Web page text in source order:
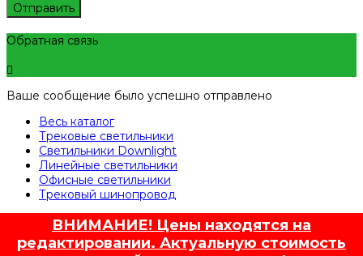
Отправить
Обратная связь
Ваше сообщение было успешно отправлено
Весь каталог
Трековые светильники
Светильники Downlight
Линейные светильники
Офисные светильники
Трековый шинопровод
ВНИМАНИЕ! Цены находятся на
редактировании. Актуальную стоимость